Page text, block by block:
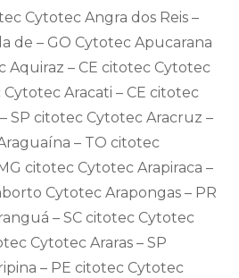
Cytotec Angra dos Reis –
de – GO Cytotec Apucarana
Aquiraz – CE citotec Cytotec
Aracati – CE citotec
SP citotec Cytotec Aracruz –
– TO citotec
citotec Cytotec Arapiraca –
Cytotec Arapongas – PR
– SC citotec Cytotec
Cytotec Araras – SP
– PE citotec Cytotec